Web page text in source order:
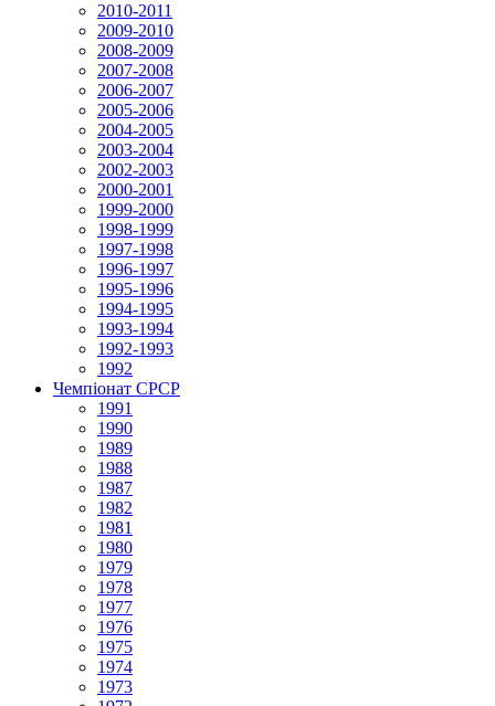
2010-2011
2009-2010
2008-2009
2007-2008
2006-2007
2005-2006
2004-2005
2003-2004
2002-2003
2000-2001
1999-2000
1998-1999
1997-1998
1996-1997
1995-1996
1994-1995
1993-1994
1992-1993
1992
Чемпіонат СРСР
1991
1990
1989
1988
1987
1982
1981
1980
1979
1978
1977
1976
1975
1974
1973